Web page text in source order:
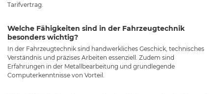
Tarifvertrag.
Welche Fähigkeiten sind in der Fahrzeugtechnik
besonders wichtig?
In der Fahrzeugtechnik sind handwerkliches Geschick, technisches
Verständnis und präzises Arbeiten essenziell. Zudem sind
Erfahrungen in der Metallbearbeitung und grundlegende
Computerkenntnisse von Vorteil.